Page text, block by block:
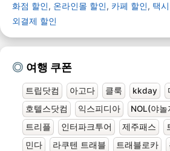
화점 할인, 온라인몰 할인, 카페 할인, 택
외결제 할인
여행 쿠폰
트립닷컴 아고다 클룩 kkday
호텔스닷컴
익스피디아 NOL(야놀
트리플
인터파크투어 제주패스
민다
라쿠텐 트래블 트래블로카